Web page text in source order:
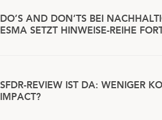
DO’S AND DON’TS BEI
ESMA SETZT HINWEISE-REIHE
SFDR-REVIEW IST DA: WENIGER
IMPACT?